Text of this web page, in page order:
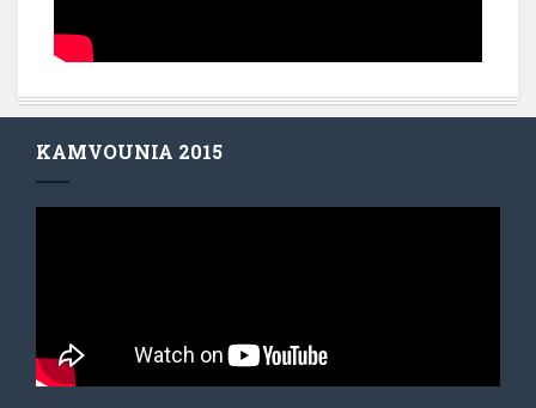
KAMVOUNIA 2015